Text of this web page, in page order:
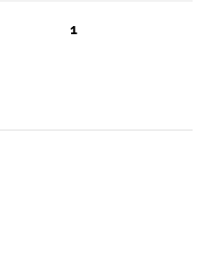
1